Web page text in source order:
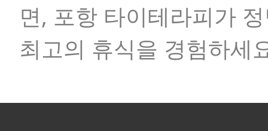
면, 포항 타이테라피가
최고의 휴식을 경험하세